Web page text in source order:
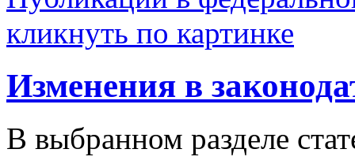
кликнуть по картинке
Изменения в
В выбранном разделе